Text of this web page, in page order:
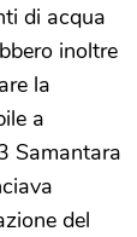
di acqua
inoltre
la
a
Samantara
del